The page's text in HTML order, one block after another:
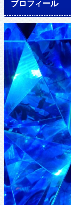
プロフィール